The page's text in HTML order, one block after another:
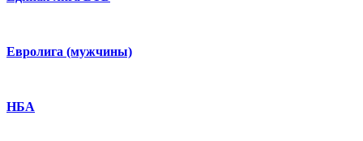
Евролига (мужчины)
НБА